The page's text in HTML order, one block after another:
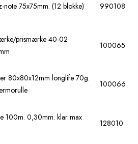
note 75x75mm. (12 blokke) 990108
prismærke 40-02
100065
80x80x12mm longlife 70g.
100066
100m. 0,30mm. klar max
128010